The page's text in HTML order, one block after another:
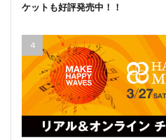
ケットも好評発売中！！